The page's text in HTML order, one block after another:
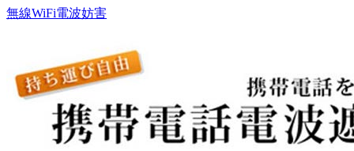
無線WiFi電波妨害